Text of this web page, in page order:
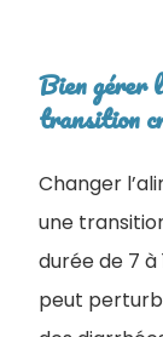
Bien gérer
transition
Changer
une
durée de 7 à
peut